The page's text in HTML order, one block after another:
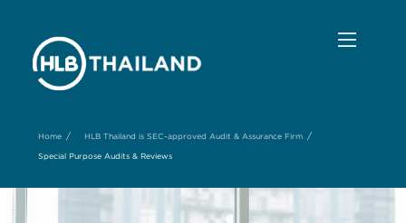
Home / HLB Thailand is SEC-approved Audit & Assurance Firm /
Special Purpose Audits & Reviews